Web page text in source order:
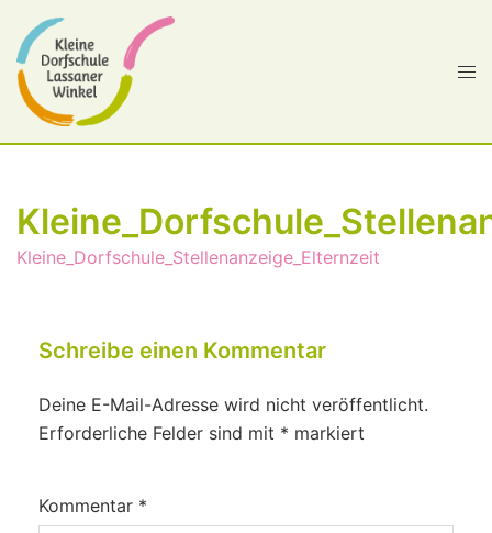
Kleine_Dorfschule_Stellenanzeige_Elternzeit
Schreibe einen Kommentar
Deine E-Mail-Adresse wird nicht veröffentlicht.
Erforderliche Felder sind mit * markiert
Kommentar *